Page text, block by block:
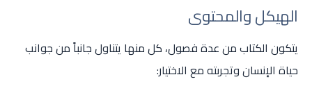
الهيكل والمحتوى
يتكون الكتاب من عدة فصول، كل منها يتناول جانباً من جوانب
حياة الإنسان وتجربته مع الاختيار: